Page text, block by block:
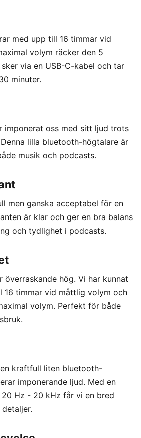
med upp till 16 timmar vid
volym räcker den 5
via en USB-C-kabel och tar
minuter.
imponerat oss med sitt ljud trots
lilla bluetooth-högtalare är
musik och podcasts.
men ganska acceptabel för en
är klar och ger en bra balans
och tydlighet i podcasts.
överraskande hög. Vi har kunnat
16 timmar vid måttlig volym och
volym. Perfekt för både
en kraftfull liten bluetooth-
imponerande ljud. Med en
Hz - 20 kHz får vi en bred